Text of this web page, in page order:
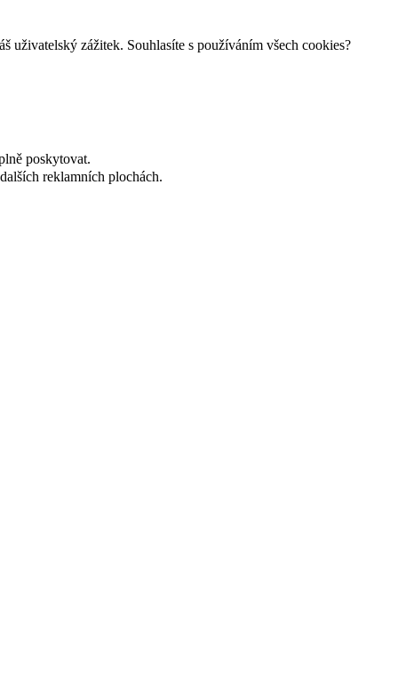
uživatelský zážitek. Souhlasíte s používáním všech cookies?
poskytovat.
reklamních plochách.